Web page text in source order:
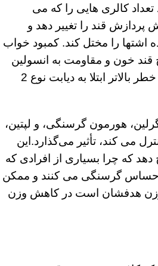
کالری هایی را که می
قند را تغییر دهد و
اشتها را مختل کند. کمبود خواب
خون و مقاومت به انسولین
مرتبط است که هر دو با خطر بالاتر ابتلا به دیابت نوع 2
هورمون گرسنگی، و لپتین،
می‌ کند، تأثیر می‌گذارد.این
که چرا بسیاری از افرادی که
گرسنگی می کنند و ممکن
هدفشان است در کاهش وزن